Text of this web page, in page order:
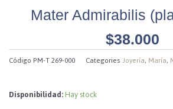
Mater Admirabilis
$38.000
Código PM-T 269-000 CategoriesJoyería, María,
Disponibilidad:Hay stock